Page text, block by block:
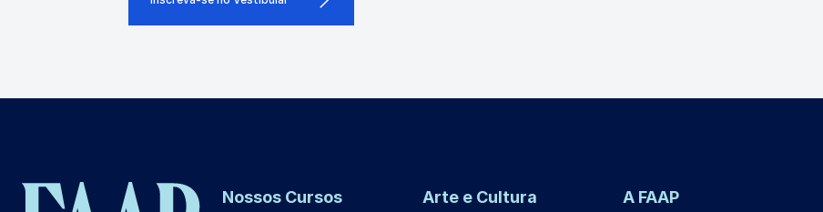
Nossos Cursos Arte e Cultura A FAAP